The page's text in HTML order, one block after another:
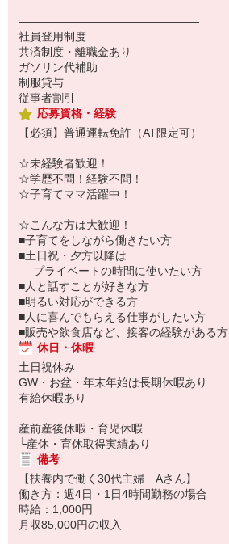
――――――――――――――――
社員登用制度
共済制度・離職金あり
ガソリン代補助
制服貸与
従事者割引
応募資格・経験
【必須】普通運転免許（AT限定可）
☆未経験者歓迎！
☆学歴不問！経験不問！
☆子育てママ活躍中！
☆こんな方は大歓迎！
■子育てをしながら働きたい方
■土日祝・夕方以降は
プライベートの時間に使いたい方
■人と話すことが好きな方
■明るい対応ができる方
■人に喜んでもらえる仕事がしたい方
■販売や飲食店など、接客の経験がある方
休日・休暇
土日祝休み
GW・お盆・年末年始は長期休暇あり
有給休暇あり
産前産後休暇・育児休暇
└産休・育休取得実績あり
備考
【扶養内で働く30代主婦 Aさん】
働き方：週4日・1日4時間勤務の場合
時給：1,000円
月収85,000円の収入